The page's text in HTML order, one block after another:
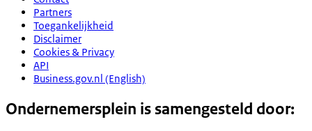
Partners
Toegankelijkheid
Disclaimer
Cookies & Privacy
API
Business.gov.nl (English)
Ondernemersplein is samengesteld door: